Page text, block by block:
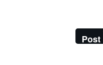
Post